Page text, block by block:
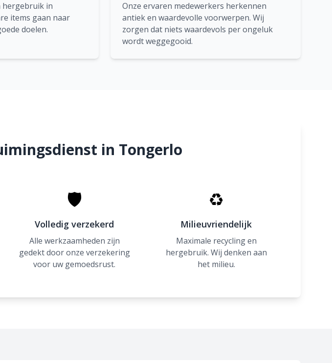
hergebruik in
items gaan naar
doelen.
Onze ervaren medewerkers herkennen
antiek en waardevolle voorwerpen. Wij
zorgen dat niets waardevols per ongeluk
wordt weggegooid.
in Tongerlo
🛡
Volledig verzekerd
Alle werkzaamheden zijn
gedekt door onze verzekering
voor uw gemoedsrust.
♻
Milieuvriendelijk
Maximale recycling en
hergebruik. Wij denken aan
het milieu.